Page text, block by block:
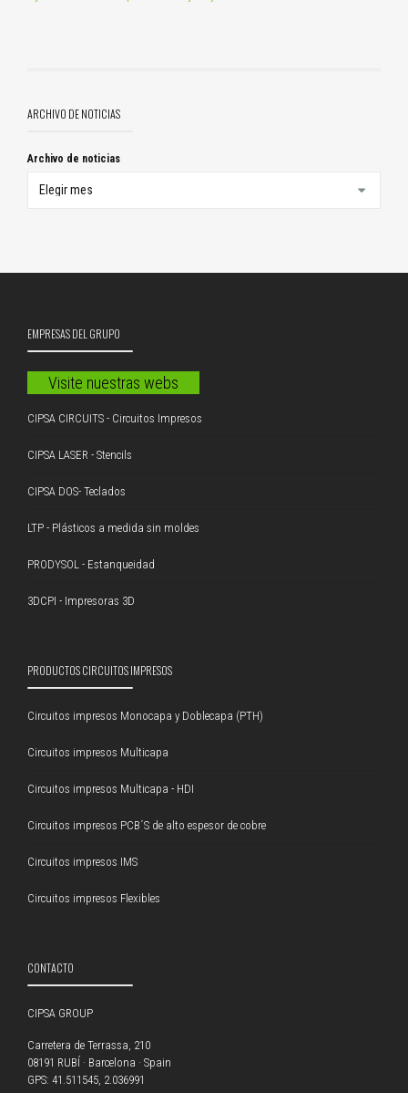
ARCHIVO DE NOTICIAS
Archivo de noticias
EMPRESAS DEL GRUPO
Visite nuestras webs
CIPSA CIRCUITS - Circuitos Impresos
CIPSA LASER - Stencils
CIPSA DOS- Teclados
LTP - Plásticos a medida sin moldes
PRODYSOL - Estanqueidad
3DCPI - Impresoras 3D
PRODUCTOS CIRCUITOS IMPRESOS
Circuitos impresos Monocapa y Doblecapa (PTH)
Circuitos impresos Multicapa
Circuitos impresos Multicapa - HDI
Circuitos impresos PCB´S de alto espesor de cobre
Circuitos impresos IMS
Circuitos impresos Flexibles
CONTACTO
CIPSA GROUP
Carretera de Terrassa, 210
08191 RUBÍ · Barcelona · Spain
GPS: 41.511545, 2.036991